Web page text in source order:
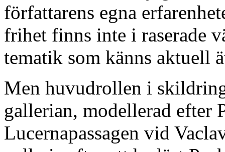
författarens egna
frihet finns inte i raserade
tematik som känns aktuell
Men huvudrollen i
gallerian, modellerad efter
Lucernapassagen vid